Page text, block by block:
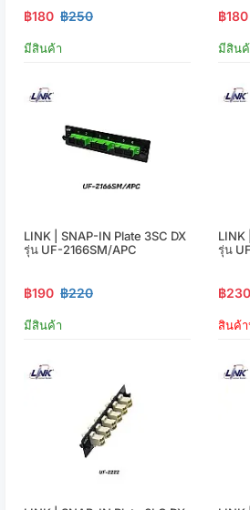
฿180 ฿250
มีสินค้า
฿180
มีสิน
LINK | SNAP-IN Plate 3SC DX
รุ่น UF-2166SM/APC
฿190 ฿220
มีสินค้า
LINK
รุ่น
฿230
สินค้